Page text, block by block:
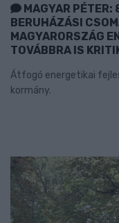
MAGYAR
BERUHÁZÁSI
MAGYARORSZÁG
TOVÁBBRA IS
Átfogó energetikai
kormány.